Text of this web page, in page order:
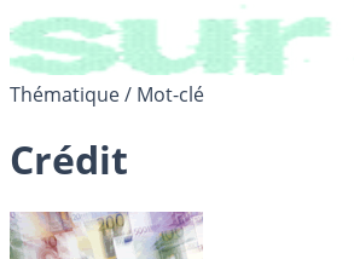
Thématique / Mot-clé
Crédit